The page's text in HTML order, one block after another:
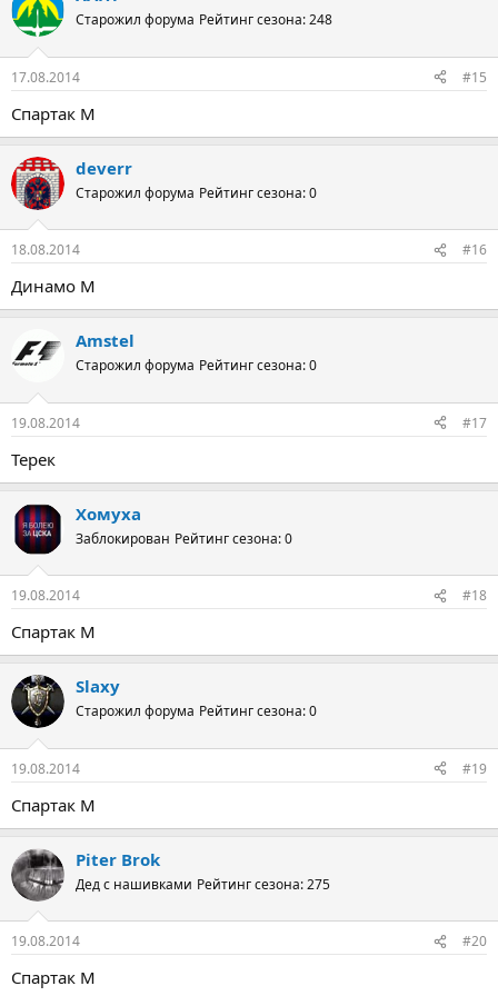
Старожил форума Рейтинг сезона: 248
17.08.2014 #15
Спартак М
deverr
Старожил форума Рейтинг сезона: 0
18.08.2014 #16
Динамо М
Amstel
Старожил форума Рейтинг сезона: 0
19.08.2014 #17
Терек
Хомуха
Заблокирован Рейтинг сезона: 0
19.08.2014 #18
Спартак М
Slaxy
Старожил форума Рейтинг сезона: 0
19.08.2014 #19
Спартак М
Piter Brok
Дед с нашивками Рейтинг сезона: 275
19.08.2014 #20
Спартак М